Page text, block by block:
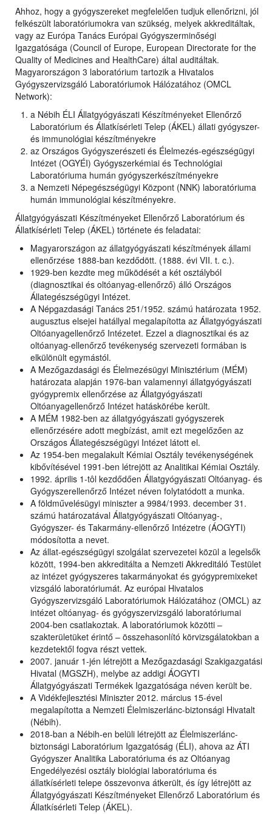
Ahhoz, hogy a gyógyszereket megfelelően tudjuk ellenőrizni, jól
felkészült laboratóriumokra van szükség, melyek akkreditáltak,
vagy az Európa Tanács Európai Gyógyszerminőségi
Igazgatósága (Council of Europe, European Directorate for the
Quality of Medicines and HealthCare) által auditáltak.
Magyarországon 3 laboratórium tartozik a Hivatalos
Gyógyszervizsgáló Laboratóriumok Hálózatához (OMCL
Network):
a Nébih ÉLI Állatgyógyászati Készítményeket Ellenőrző
Laboratórium és Állatkísérleti Telep (ÁKEL) állati gyógyszer-
és immunológiai készítményekre
az Országos Gyógyszerészeti és Élelmezés-egészségügyi
Intézet (OGYÉI) Gyógyszerkémiai és Technológiai
Laboratóriuma humán gyógyszerkészítményekre
a Nemzeti Népegészségügyi Központ (NNK) laboratóriuma
humán immunológiai készítményekre.
Állatgyógyászati Készítményeket Ellenőrző Laboratórium és
Állatkísérleti Telep (ÁKEL) története és feladatai:
Magyarországon az állatgyógyászati készítmények állami
ellenőrzése 1888-ban kezdődött. (1888. évi VII. t. c.).
1929-ben kezdte meg működését a két osztályból
(diagnosztikai és oltóanyag-ellenőrző) álló Országos
Állategészségügyi Intézet.
A Népgazdasági Tanács 251/1952. számú határozata 1952.
augusztus elsejei hatállyal megalapította az Állatgyógyászati
Oltóanyagellenőrző Intézetet. Ezzel a diagnosztikai és az
oltóanyag-ellenőrző tevékenység szervezeti formában is
elkülönült egymástól.
A Mezőgazdasági és Élelmezésügyi Minisztérium (MÉM)
határozata alapján 1976-ban valamennyi állatgyógyászati
gyógypremix ellenőrzése az Állatgyógyászati
Oltóanyagellenőrző Intézet hatáskörébe került.
A MÉM 1982-ben az állatgyógyászati gyógyszerek
ellenőrzésére adott megbízást, amit ezt megelőzően az
Országos Állategészségügyi Intézet látott el.
Az 1954-ben megalakult Kémiai Osztály tevékenységének
kibővítésével 1991-ben létrejött az Analitikai Kémiai Osztály.
1992. április 1-tôl kezdődően Állatgyógyászati Oltóanyag- és
Gyógyszerellenőrző Intézet néven folytatódott a munka.
A földművelésügyi miniszter a 9984/1993. december 31.
számú határozatával Állatgyógyászati Oltóanyag-,
Gyógyszer- és Takarmány-ellenőrző Intézetre (ÁOGYTI)
módosította a nevet.
Az állat-egészségügyi szolgálat szervezetei közül a legelsők
között, 1994-ben akkreditálta a Nemzeti Akkreditáló Testület
az intézet gyógyszeres takarmányokat és gyógypremixeket
vizsgáló laboratóriumát. Az európai Hivatalos
Gyógyszervizsgáló Laboratóriumok Hálózatához (OMCL) az
intézet oltóanyag- és gyógyszervizsgáló laboratóriumai
2004-ben csatlakoztak. A laboratóriumok közötti –
szakterületüket érintő – összehasonlító körvizsgálatokban a
kezdetektől fogva részt vettek.
2007. január 1-jén létrejött a Mezőgazdasági Szakigazgatási
Hivatal (MGSZH), melybe az addigi ÁOGYTI
Állatgyógyászati Termékek Igazgatósága néven került be.
A Vidékfejlesztési Miniszter 2012. március 15-ével
megalapította a Nemzeti Élelmiszerlánc-biztonsági Hivatalt
(Nébih).
2018-ban a Nébih-en belüli létrejött az Élelmiszerlánc-
biztonsági Laboratórium Igazgatóság (ÉLI), ahova az ÁTI
Gyógyszer Analitika Laboratóriuma és az Oltóanyag
Engedélyezési osztály biológiai laboratóriuma és
állatkísérleti telepe összevonva átkerült, és így létrejött az
Állatgyógyászati Készítményeket Ellenőrző Laboratórium és
Állatkísérleti Telep (ÁKEL).